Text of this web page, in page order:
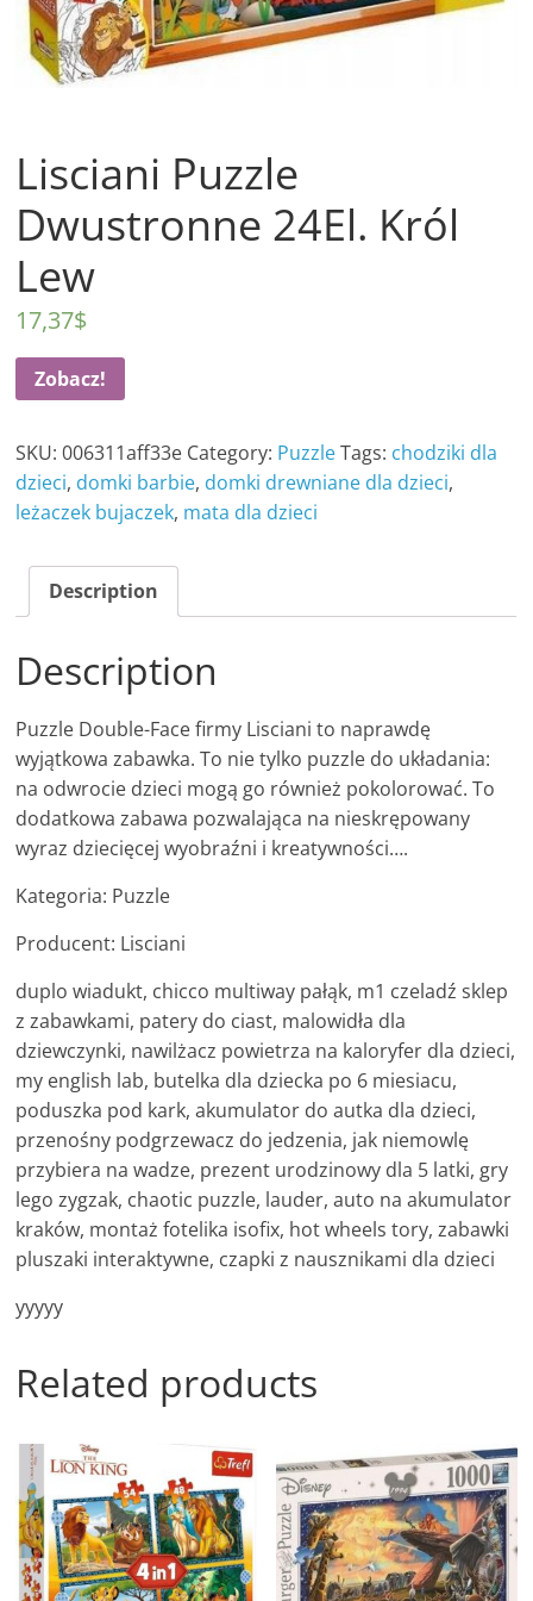
Lisciani Puzzle
Dwustronne 24El. Król
Lew
17,37$
Zobacz!
SKU:006311aff33e Category: Puzzle Tags: chodziki dla
dzieci, domki barbie, domki drewniane dla dzieci,
leżaczek bujaczek, mata dla dzieci
Description
Description
Puzzle Double-Face firmy Lisciani to naprawdę
wyjątkowa zabawka. To nie tylko puzzle do układania:
na odwrocie dzieci mogą go również pokolorować. To
dodatkowa zabawa pozwalająca na nieskrępowany
wyraz dziecięcej wyobraźni i kreatywności….
Kategoria: Puzzle
Producent: Lisciani
duplo wiadukt, chicco multiway pałąk, m1 czeladź sklep
z zabawkami, patery do ciast, malowidła dla
dziewczynki, nawilżacz powietrza na kaloryfer dla dzieci,
my english lab, butelka dla dziecka po 6 miesiacu,
poduszka pod kark, akumulator do autka dla dzieci,
przenośny podgrzewacz do jedzenia, jak niemowlę
przybiera na wadze, prezent urodzinowy dla 5 latki, gry
lego zygzak, chaotic puzzle, lauder, auto na akumulator
kraków, montaż fotelika isofix, hot wheels tory, zabawki
pluszaki interaktywne, czapki z nausznikami dla dzieci
yyyyy
Related products